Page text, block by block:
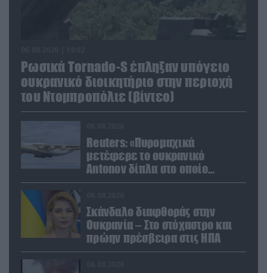
Ρωσικά Tornado-S έπληξαν υπόγειο
ουκρανικό διοικητήριο στην περιοχή
του Ντομπροπόλιε (βίντεο)
Reuters: «Πυρομαχικά
μετέφερε το ουκρανικό
Antonov δίπλα στο οποίο
βρέθηκε το drone στη Λειψία»
Σκάνδαλο διαφθοράς στην
Ουκρανία – Στο στόχαστρο και
πρώην πρέσβειρα στις ΗΠΑ